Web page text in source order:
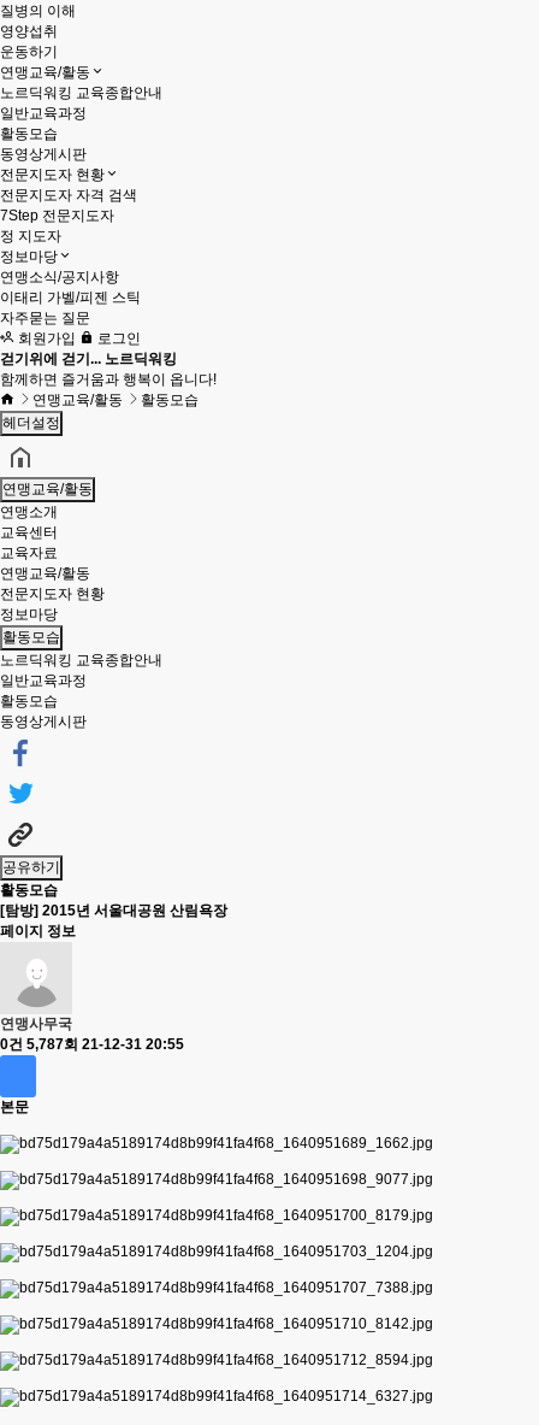
질병의 이해
영양섭취
운동하기
연맹교육/활동
노르딕워킹 교육종합안내
일반교육과정
활동모습
동영상게시판
전문지도자 현황
전문지도자 자격 검색
7Step 전문지도자
정 지도자
정보마당
연맹소식/공지사항
이태리 가벨/피젠 스틱
자주묻는 질문
회원가입
로그인
걷기위에 걷기... 노르딕워킹
함께하면 즐거움과 행복이 옵니다!
연맹교육/활동
활동모습
헤더설정
연맹교육/활동
연맹소개
교육센터
교육자료
연맹교육/활동
전문지도자 현황
정보마당
활동모습
노르딕워킹 교육종합안내
일반교육과정
활동모습
동영상게시판
공유하기
활동모습
[탐방] 2015년 서울대공원 산림욕장
페이지 정보
연맹사무국
0건 5,787회 21-12-31 20:55
본문